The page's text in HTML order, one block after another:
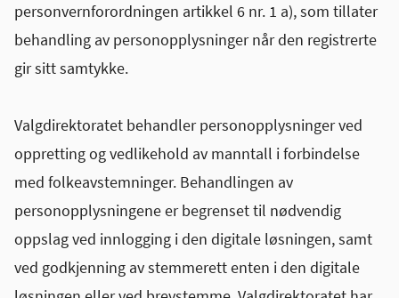
personvernforordningen artikkel 6 nr. 1 a), som tillater
behandling av personopplysninger når den registrerte
gir sitt samtykke.
Valgdirektoratet behandler personopplysninger ved
oppretting og vedlikehold av manntall i forbindelse
med folkeavstemninger. Behandlingen av
personopplysningene er begrenset til nødvendig
oppslag ved innlogging i den digitale løsningen, samt
ved godkjenning av stemmerett enten i den digitale